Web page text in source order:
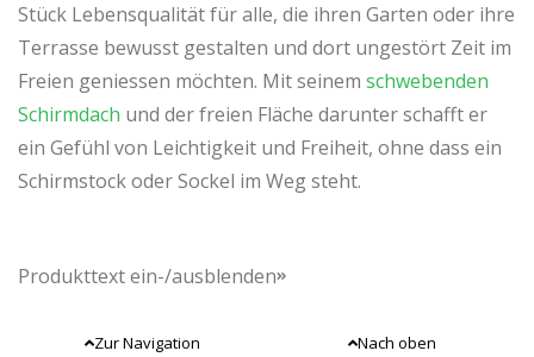
Stück Lebensqualität für alle, die ihren Garten oder ihre
Terrasse bewusst gestalten und dort ungestört Zeit im
Freien geniessen möchten. Mit seinem schwebenden
Schirmdach und der freien Fläche darunter schafft er
ein Gefühl von Leichtigkeit und Freiheit, ohne dass ein
Schirmstock oder Sockel im Weg steht.
Produkttext ein-/ausblenden
Flexibilität. Die grosszügige
liegt angenehm in
Zur Navigation Nach oben